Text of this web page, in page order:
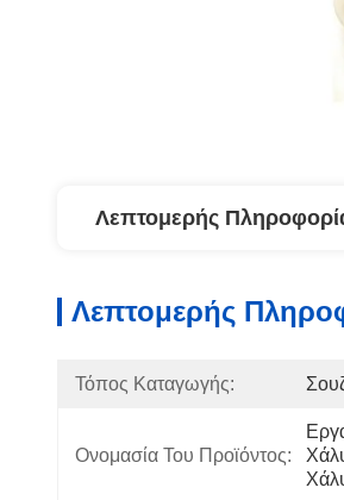
Λεπτομερής
Λεπτομερής
Τόπος Καταγωγής:
Ονομασία Του Προϊόντος: